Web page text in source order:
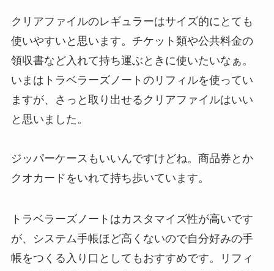
クリアファイルのレギュラーはサイズ的にとても
使いやすいと思います。チケット類や公共料金の
領収書など入れて持ち運ぶときに使いたいなぁ。
いまはトラベラーズノートのリフィルを使ってい
ますが、さっと取り出せるクリアファイルはいい
と思いました。
ジッパーケースもいいんですけどね。商品券とか
クオカードをいれて持ち歩いています。
トラベラーズノートはカスタマイズ性が高いです
が、システム手帳ほど高くないので自分好みの手
帳をつくる入り口としてもおすすめです。リフィ